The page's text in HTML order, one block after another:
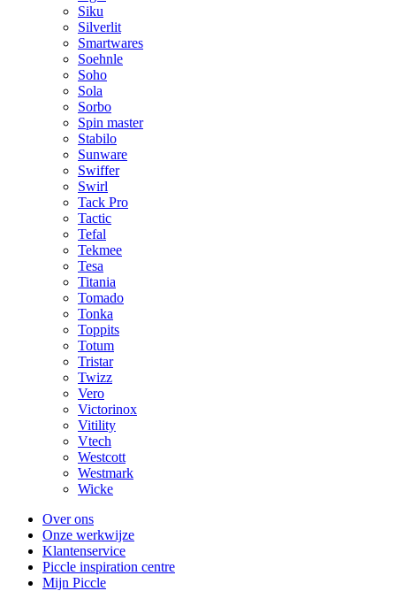
Siku
Silverlit
Smartwares
Soehnle
Soho
Sola
Sorbo
Spin master
Stabilo
Sunware
Swiffer
Swirl
Tack Pro
Tactic
Tefal
Tekmee
Tesa
Titania
Tomado
Tonka
Toppits
Totum
Tristar
Twizz
Vero
Victorinox
Vitility
Vtech
Westcott
Westmark
Wicke
Over ons
Onze werkwijze
Klantenservice
Piccle inspiration centre
Mijn Piccle